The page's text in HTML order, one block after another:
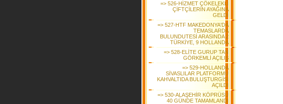
=> 526-HİZMET ÇÖKELEKLİ
ÇİFTÇİLERİN AYAĞINA
GELDİ
=> 527-HTF MAKEDONYA'DA
TEMASLARDA
BULUNDUTESİ ARASINDA 2
TÜRKİYE, 9 HOLLANDA
=> 528-ELİTE GURUP TAN
GÖRKEMLİ AÇILIŞ
=> 529-HOLLANDA
SİVASLILAR PLATFORMU
KAHVALTIDA BULUŞTURGİSİ
AÇILDI
=> 530-ALAŞEHİR KÖPRÜSÜ
40 GÜNDE TAMAMLANDI